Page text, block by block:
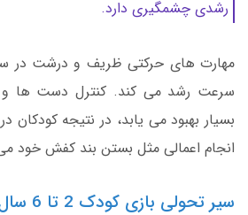
رشدی چشمگیری دارد.
مهارت های حرکتی ظریف و درشت در
سرعت رشد می کند. کنترل دست ها و
انجام اعمالی مثل بستن بند کفش خود
سیر تحولی بازی کودک 2 تا 6 سال